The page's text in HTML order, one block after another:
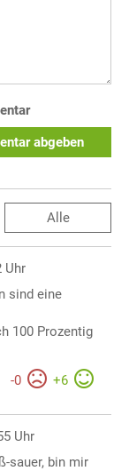
abgeben
Alle
Uhr
sind eine
100 Prozentig
-0 +6
Uhr
sauer, bin mir